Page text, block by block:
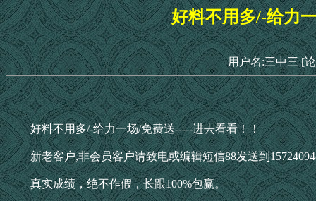
好料不用多/-给力
用户名:三中三 [
好料不用多/-给力一场/免费送-----进去看看！！
新老客户,非会员客户请致电或编辑短信88发送到
真实成绩，绝不作假，长跟100%包赢。